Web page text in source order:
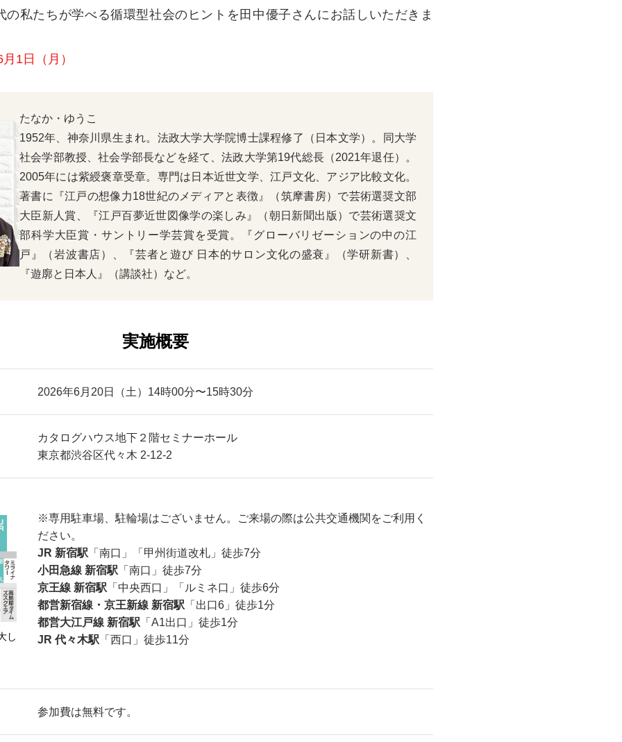
の私たちが学べる循環型社会のヒントを田中優子さんにお話しいただきま
1日（月）
たなか・ゆうこ
1952年、神奈川県生まれ。法政大学大学院博士課程修了（日本文学）。同大学
社会学部教授、社会学部長などを経て、法政大学第19代総長（2021年退任）。
2005年には紫綬褒章受章。専門は日本近世文学、江戸文化、アジア比較文化。
著書に『江戸の想像力18世紀のメディアと表徴』（筑摩書房）で芸術選奨文部
大臣新人賞、『江戸百夢近世図像学の楽しみ』（朝日新聞出版）で芸術選奨文
部科学大臣賞・サントリー学芸賞を受賞。『グローバリゼーションの中の江
戸』（岩波書店）、『芸者と遊び 日本的サロン文化の盛衰』（学研新書）、
『遊廓と日本人』（講談社）など。
実施概要
2026年6月20日（土）14時00分〜15時30分
カタログハウス地下２階セミナーホール
東京都渋谷区代々木 2-12-2
し
※専用駐車場、駐輪場はございません。ご来場の際は公共交通機関をご利用く
ださい。
JR 新宿駅 「南口」「甲州街道改札」徒歩7分
小田急線 新宿駅 「南口」徒歩7分
京王線 新宿駅 「中央西口」「ルミネ口」徒歩6分
都営新宿線・京王新線 新宿駅 「出口6」徒歩1分
都営大江戸線 新宿駅 「A1出口」徒歩1分
JR 代々木駅 「西口」徒歩11分
参加費は無料です。